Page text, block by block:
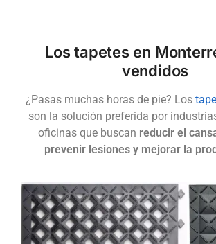
Los tapetes en
vendidos
¿Pasas muchas horas de pie? Los
son la solución preferida por
oficinas que buscan reducir el
prevenir lesiones y mejorar la